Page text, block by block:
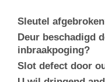
Sleutel
Deur beschadigd
inbraakpoging?
Slot defect door